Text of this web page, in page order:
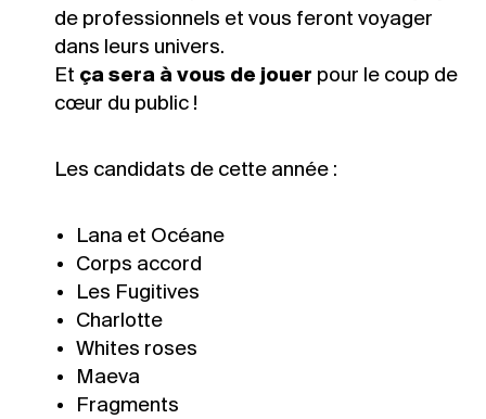
de professionnels et vous feront voyager
dans leurs univers.
Et ça sera à vous de jouer pour le coup de
cœur du public !
Les candidats de cette année :
Lana et Océane
Corps accord
Les Fugitives
Charlotte
Whites roses
Maeva
Fragments